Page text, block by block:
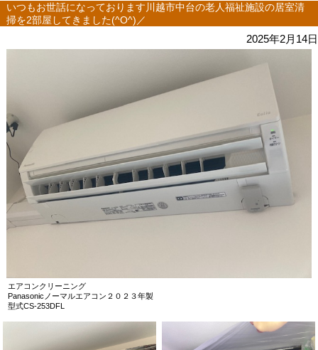
いつもお世話になっております川越市中台の老人福祉施設の居室清
掃を2部屋してきました(^O^)／
2025年2月14日
エアコンクリーニング
Panasonicノーマルエアコン２０２３年製
型式CS-253DFL